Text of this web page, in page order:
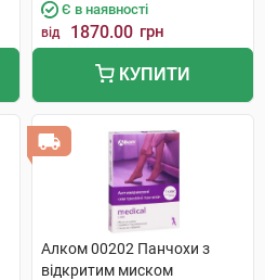
Є в наявності
від 1870.00 грн
КУПИТИ
Алком 00202 Панчохи з
відкритим миском